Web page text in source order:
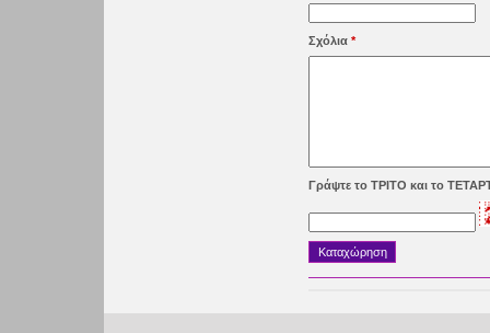
Σχόλια *
Γράψτε το ΤΡΙΤΟ και το